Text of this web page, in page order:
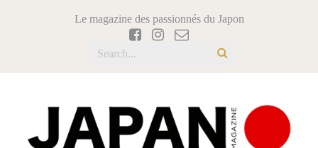
Le magazine des passionnés du Japon